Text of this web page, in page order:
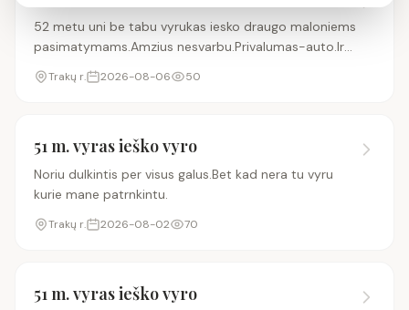
52 metu uni be tabu vyrukas iesko draugo maloniems
pasimatymams.Amzius nesvarbu.Privalumas-auto.Ir
arciau Traku.Pasyvus nedomina.Eiliniai rasinetojai
nedomina.Domina realus pasimatymai o ne sms
Trakų r. 2026-08-06 50
51 m. vyras ieško vyro
Noriu dulkintis per visus galus.Bet kad nera tu vyru
kurie mane patrnkintu.
Trakų r. 2026-08-02 70
51 m. vyras ieško vyro